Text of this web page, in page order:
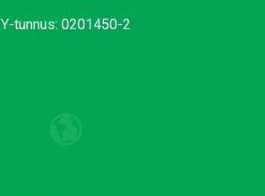
Y-tunnus: 0201450-2